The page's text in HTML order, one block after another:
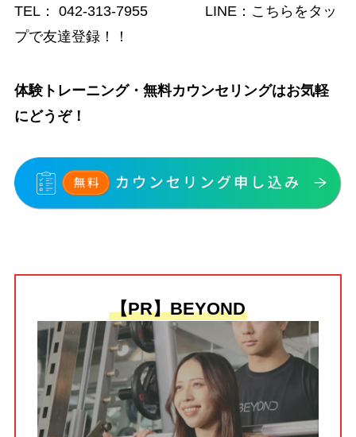
TEL： 042-313-7955LINE： こちらをタッ
プで友達登録！！
体験トレーニング・無料カウンセリングはお気軽
にどうぞ！
【PR】BEYOND